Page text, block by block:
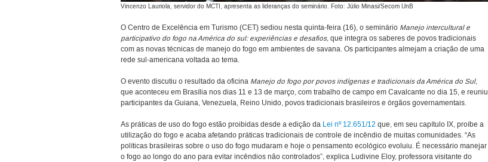
Vincenzo Lauriola, servidor do MCTI, apresenta as lideranças do seminário. Foto: Júlio Minasi/Secom UnB
O Centro de Excelência em Turismo (CET) sediou nesta quinta-feira (16), o seminário Manejo intercultural e
participativo do fogo na América do sul: experiências e desafios, que integra os saberes de povos tradicionais
com as novas técnicas de manejo do fogo em ambientes de savana. Os participantes almejam a criação de uma
rede sul-americana voltada ao tema.
O evento discutiu o resultado da oficina Manejo do fogo por povos indígenas e tradicionais da América do Sul,
que aconteceu em Brasília nos dias 11 e 13 de março, com trabalho de campo em Cavalcante no dia 15, e reuniu
participantes da Guiana, Venezuela, Reino Unido, povos tradicionais brasileiros e órgãos governamentais.
As práticas de uso do fogo estão proibidas desde a edição da Lei nº 12.651/12 que, em seu capítulo IX, proíbe a
utilização do fogo e acaba afetando práticas tradicionais de controle de incêndio de muitas comunidades. “As
políticas brasileiras sobre o uso do fogo mudaram e hoje o pensamento ecológico evoluiu. É necessário manejar
o fogo ao longo do ano para evitar incêndios não controlados”, explica Ludivine Eloy, professora visitante do